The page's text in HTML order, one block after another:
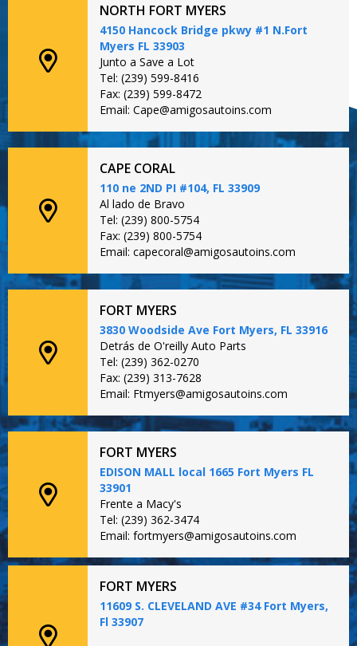
NORTH FORT MYERS
4150 Hancock Bridge pkwy #1 N.Fort
Myers FL 33903
Junto a Save a Lot
Tel: (239) 599-8416
Fax: (239) 599-8472
Email: Cape@amigosautoins.com
CAPE CORAL
110 ne 2ND PI #104, FL 33909
Al lado de Bravo
Tel: (239) 800-5754
Fax: (239) 800-5754
Email: capecoral@amigosautoins.com
FORT MYERS
3830 Woodside Ave Fort Myers, FL 33916
Detrás de O'reilly Auto Parts
Tel: (239) 362-0270
Fax: (239) 313-7628
Email: Ftmyers@amigosautoins.com
FORT MYERS
EDISON MALL local 1665 Fort Myers FL
33901
Frente a Macy's
Tel: (239) 362-3474
Email: fortmyers@amigosautoins.com
FORT MYERS
11609 S. CLEVELAND AVE #34 Fort Myers,
Fl 33907